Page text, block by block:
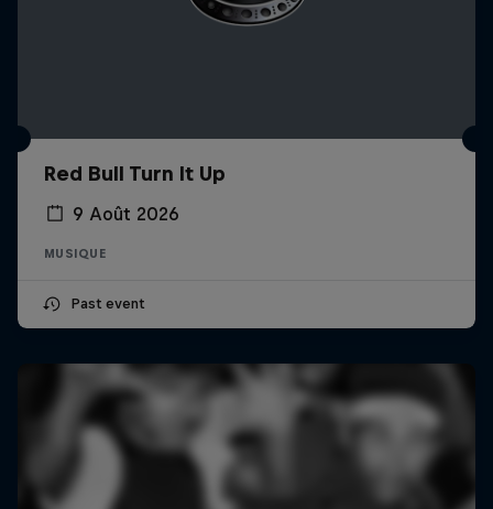
Red Bull Turn It Up
9 Août 2026
MUSIQUE
Past event